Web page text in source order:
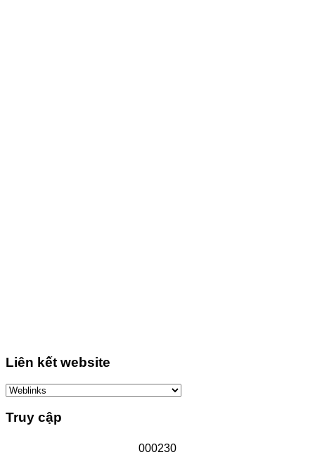
Liên kết website
Truy cập
000230